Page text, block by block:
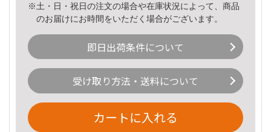
※土・日・祝日の注文の場合や在庫状況によって、商品
のお届けにお時間をいただく場合がございます。
即日出荷条件について
受け取り方法・送料について
カートに入れる